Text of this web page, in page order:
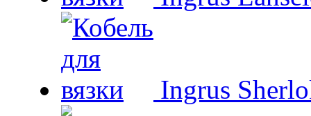
Ingrus